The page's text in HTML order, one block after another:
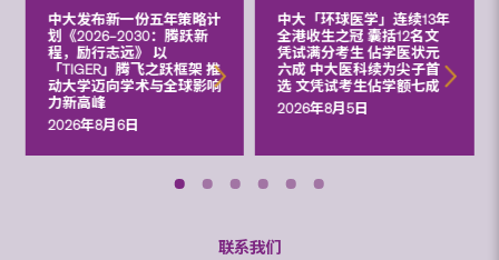
中大发布新一份五年策略计
划《2026‒2030：腾跃新
程，励行志远》 以
「TIGER」腾飞之跃框架 推
动大学迈向学术与全球影响
力新高峰
2026年8月6日
中大「环球医学」连续13年
全港收生之冠 囊括12名文
凭试满分考生 佔学医状元
六成 中大医科续为尖子首
选 文凭试考生佔学额七成
2026年8月5日
联系我们